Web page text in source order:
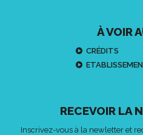
À VOIR
CRÉDITS
RECEVOIR LA
Inscrivez-vous à la newletter et